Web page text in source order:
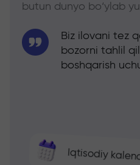
butun dunyo bo‘ylab
Iqtisodiy
Biz ilovani tez
bozorni tahlil
boshqarish